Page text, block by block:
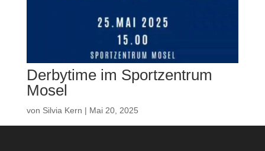
Derbytime im Sportzentrum
Mosel
von Silvia Kern | Mai 20, 2025